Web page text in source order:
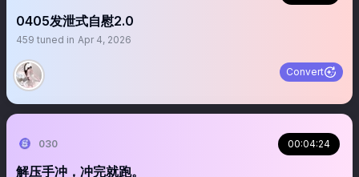
0405发泄式自慰2.0
459 tuned in Apr 4, 2026
Convert
030 00:04:24
解压手冲，冲完就跑。